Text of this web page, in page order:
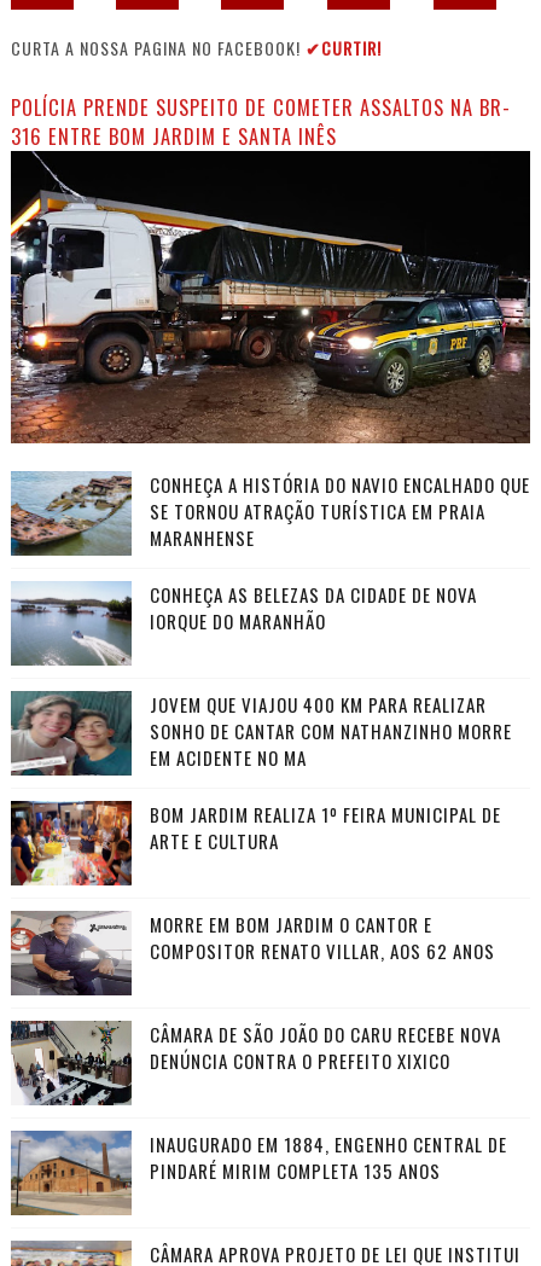
CURTA A NOSSA PAGINA NO FACEBOOK! ✔CURTIR!
POLÍCIA PRENDE SUSPEITO DE COMETER ASSALTOS NA BR-
316 ENTRE BOM JARDIM E SANTA INÊS
CONHEÇA A HISTÓRIA DO NAVIO ENCALHADO QUE
SE TORNOU ATRAÇÃO TURÍSTICA EM PRAIA
MARANHENSE
CONHEÇA AS BELEZAS DA CIDADE DE NOVA
IORQUE DO MARANHÃO
JOVEM QUE VIAJOU 400 KM PARA REALIZAR
SONHO DE CANTAR COM NATHANZINHO MORRE
EM ACIDENTE NO MA
BOM JARDIM REALIZA 1º FEIRA MUNICIPAL DE
ARTE E CULTURA
MORRE EM BOM JARDIM O CANTOR E
COMPOSITOR RENATO VILLAR, AOS 62 ANOS
CÂMARA DE SÃO JOÃO DO CARU RECEBE NOVA
DENÚNCIA CONTRA O PREFEITO XIXICO
INAUGURADO EM 1884, ENGENHO CENTRAL DE
PINDARÉ MIRIM COMPLETA 135 ANOS
CÂMARA APROVA PROJETO DE LEI QUE INSTITUI